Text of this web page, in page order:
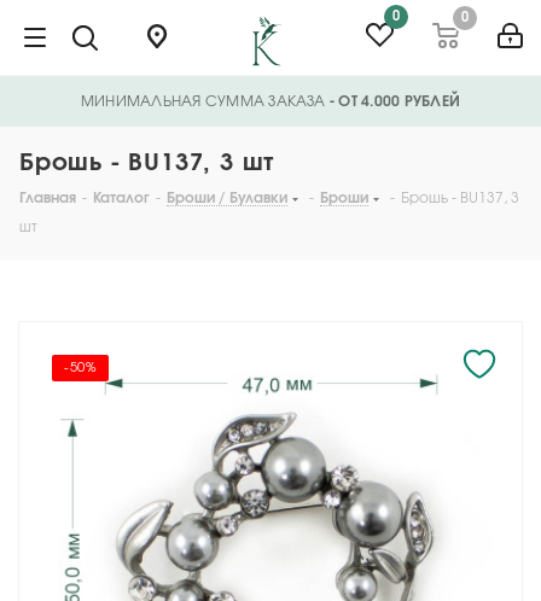
0 0
МИНИМАЛЬНАЯ СУММА ЗАКАЗА - ОТ 4.000 РУБЛЕЙ
Брошь - BU137, 3 шт
Главная - Каталог - Броши / Булавки - Броши - Брошь - BU137, 3
шт
-50%